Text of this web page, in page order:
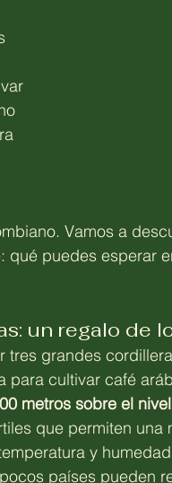
Vamos a
qué puedes esperar
un regalo de
tres grandes
para cultivar café
metros sobre el
que permiten
y
países pueden